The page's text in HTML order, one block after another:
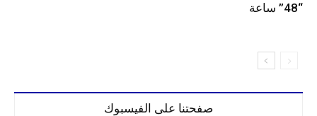
“48” ساعة
صفحتنا على الفيسبوك